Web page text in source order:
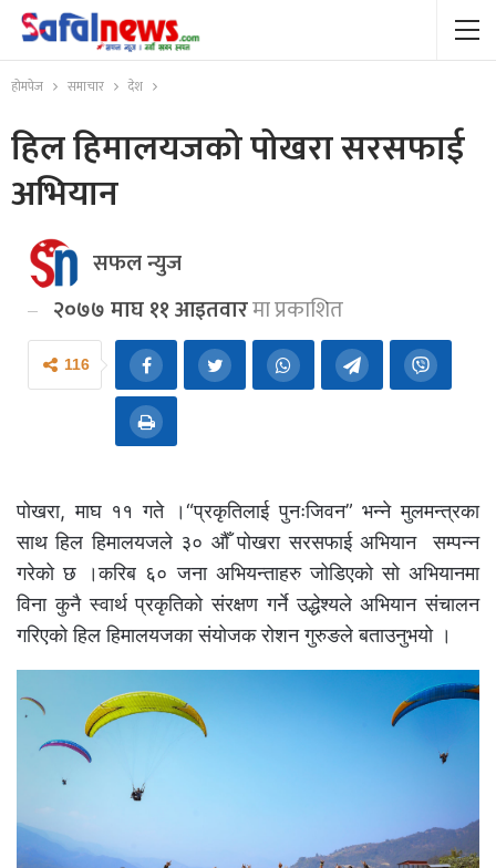
होमपेज समाचार देश
हिल हिमालयजको पोखरा सरसफाई
अभियान
सफल न्युज
२०७७ माघ ११ आइतवारमा प्रकाशित
116
पोखरा, माघ ११ गते ।“प्रकृतिलाई पुनःजिवन” भन्ने मुलमन्त्रका
साथ हिल हिमालयजले ३० औँ पोखरा सरसफाई अभियान सम्पन्न
गरेको छ ।करिब ६० जना अभियन्ताहरु जोडिएको सो अभियानमा
विना कुनै स्वार्थ प्रकृतिको संरक्षण गर्ने उद्धेश्यले अभियान संचालन
गरिएको हिल हिमालयजका संयोजक रोशन गुरुङले बताउनुभयो ।